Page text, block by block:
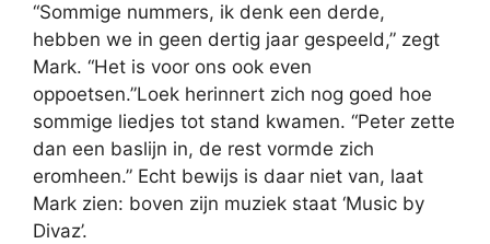
“Sommige nummers, ik denk een derde,
hebben we in geen dertig jaar gespeeld,” zegt
Mark. “Het is voor ons ook even
oppoetsen.”Loek herinnert zich nog goed hoe
sommige liedjes tot stand kwamen. “Peter zette
dan een baslijn in, de rest vormde zich
eromheen.” Echt bewijs is daar niet van, laat
Mark zien: boven zijn muziek staat ‘Music by
Divaz’.